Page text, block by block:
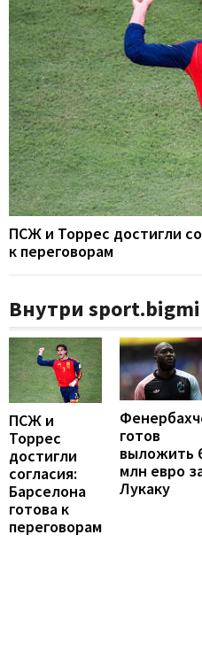
ПСЖ и Торрес достигли
к переговорам
Внутри
ПСЖ и
Торрес
достигли
согласия:
Барселона
готова к
переговорам
готов
выложить
млн евро
Лукаку